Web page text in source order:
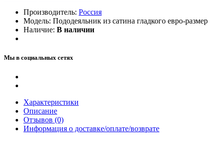
Производитель: Россия
Модель: Пододеяльник из сатина гладкого евро-размер
Наличие: В наличии
Мы в социальных сетях
Характеристики
Описание
Отзывов (0)
Информация о доставке/оплате/возврате